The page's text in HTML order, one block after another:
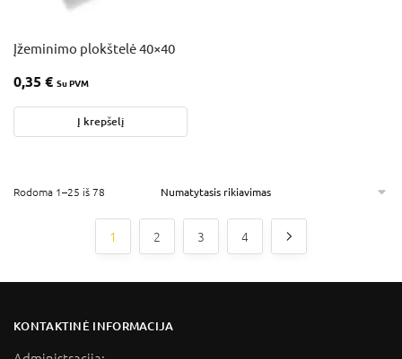
Įžeminimo plokštelė 40×40
0,35€ Su PVM
Į krepšelį
Rodoma 1–25 iš 78
1 2 3 4
KONTAKTINĖ INFORMACIJA